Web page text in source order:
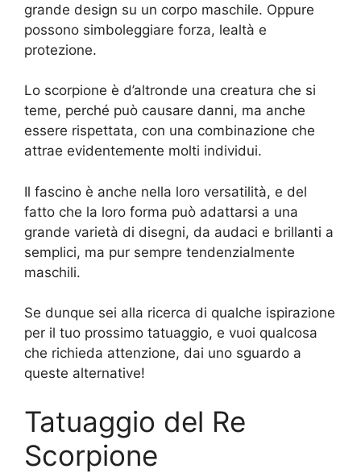
grande design su un corpo maschile. Oppure
possono simboleggiare forza, lealtà e
protezione.
Lo scorpione è d’altronde una creatura che si
teme, perché può causare danni, ma anche
essere rispettata, con una combinazione che
attrae evidentemente molti individui.
Il fascino è anche nella loro versatilità, e del
fatto che la loro forma può adattarsi a una
grande varietà di disegni, da audaci e brillanti a
semplici, ma pur sempre tendenzialmente
maschili.
Se dunque sei alla ricerca di qualche ispirazione
per il tuo prossimo tatuaggio, e vuoi qualcosa
che richieda attenzione, dai uno sguardo a
queste alternative!
Tatuaggio del Re
Scorpione